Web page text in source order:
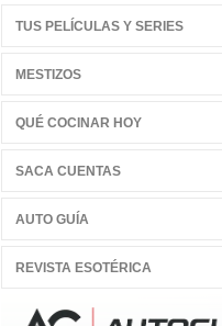
TUS PELÍCULAS Y SERIES
MESTIZOS
QUÉ COCINAR HOY
SACA CUENTAS
AUTO GUÍA
REVISTA ESOTÉRICA